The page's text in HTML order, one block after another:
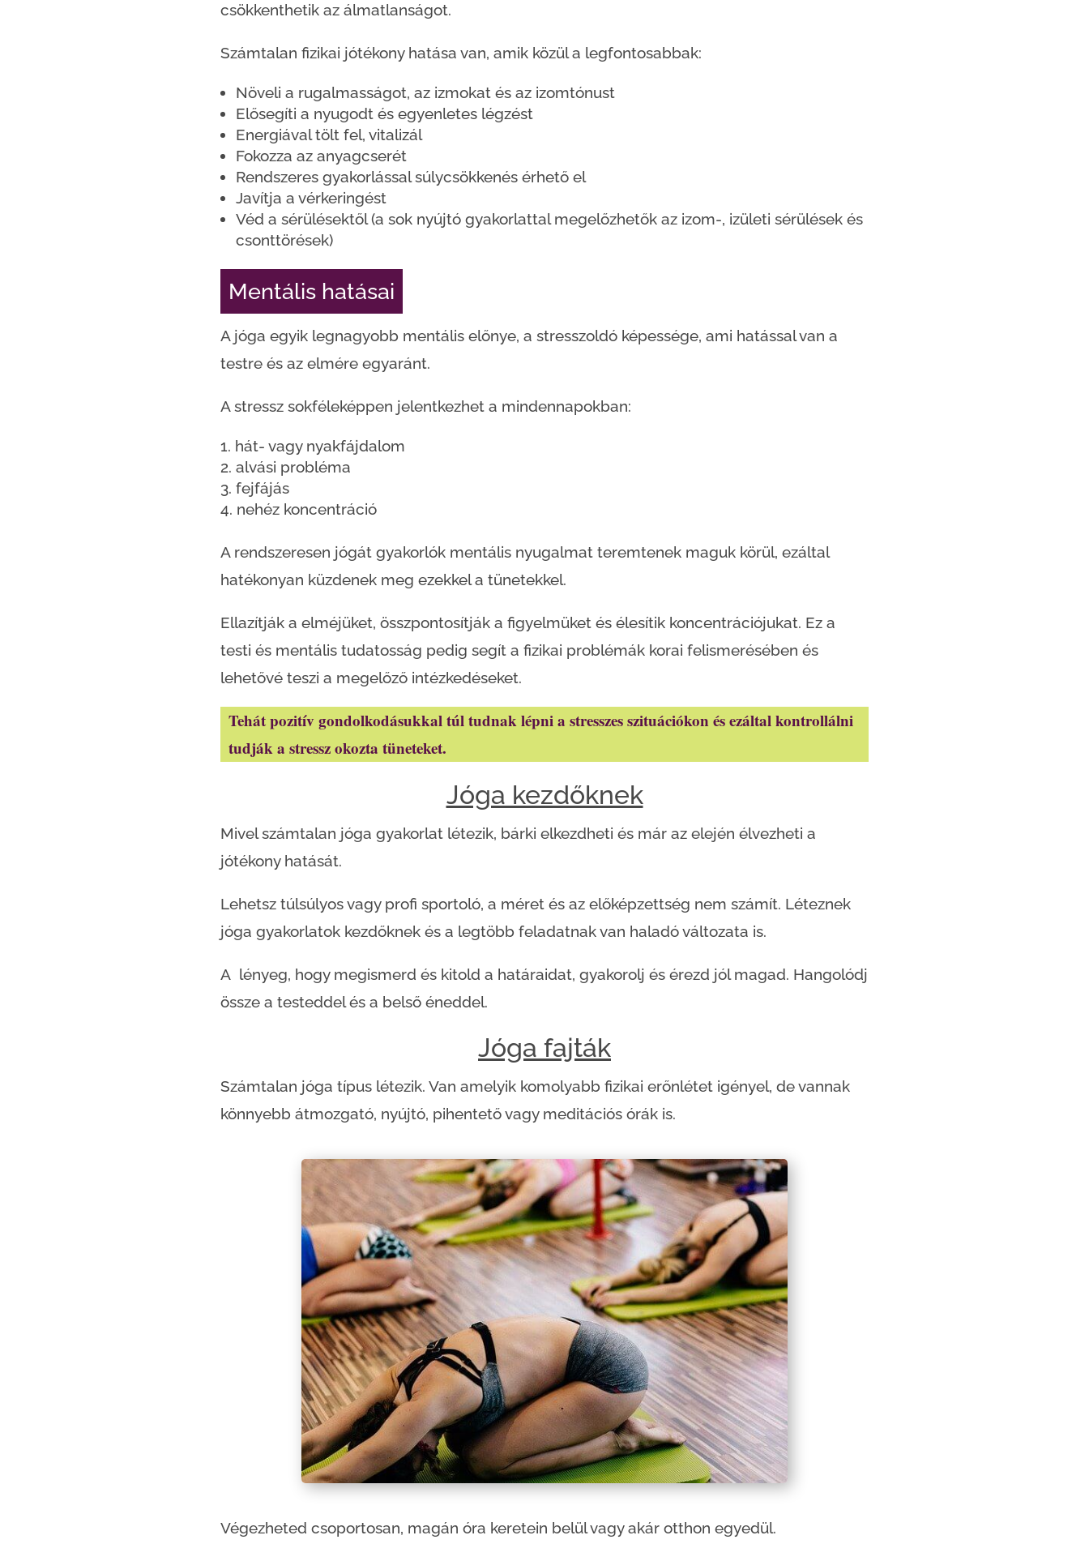
csökkenthetik az álmatlanságot.
Számtalan fizikai jótékony hatása van, amik közül a legfontosabbak:
Növeli a rugalmasságot, az izmokat és az izomtónust
Elősegíti a nyugodt és egyenletes légzést
Energiával tölt fel, vitalizál
Fokozza az anyagcserét
Rendszeres gyakorlással súlycsökkenés érhető el
Javítja a vérkeringést
Véd a sérülésektől (a sok nyújtó gyakorlattal megelőzhetők az izom-, izületi sérülések és
csonttörések)
Mentális hatásai
A jóga egyik legnagyobb mentális előnye, a stresszoldó képessége, ami hatással van a
testre és az elmére egyaránt.
A stressz sokféleképpen jelentkezhet a mindennapokban:
hát- vagy nyakfájdalom
alvási probléma
fejfájás
nehéz koncentráció
A rendszeresen jógát gyakorlók mentális nyugalmat teremtenek maguk körül, ezáltal
hatékonyan küzdenek meg ezekkel a tünetekkel.
Ellazítják a elméjüket, összpontosítják a figyelmüket és élesítik koncentrációjukat. Ez a
testi és mentális tudatosság pedig segít a fizikai problémák korai felismerésében és
lehetővé teszi a megelőző intézkedéseket.
Tehát pozitív gondolkodásukkal túl tudnak lépni a stresszes szituációkon és ezáltal kontrollálni
tudják a stressz okozta tüneteket.
Jóga kezdőknek
Mivel számtalan jóga gyakorlat létezik, bárki elkezdheti és már az elején élvezheti a
jótékony hatását.
Lehetsz túlsúlyos vagy profi sportoló, a méret és az előképzettség nem számít. Léteznek
jóga gyakorlatok kezdőknek és a legtöbb feladatnak van haladó változata is.
A lényeg, hogy megismerd és kitold a határaidat, gyakorolj és érezd jól magad. Hangolódj
össze a testeddel és a belső éneddel.
Jóga fajták
Számtalan jóga típus létezik. Van amelyik komolyabb fizikai erőnlétet igényel, de vannak
könnyebb átmozgató, nyújtó, pihentető vagy meditációs órák is.
Végezheted csoportosan, magán óra keretein belül vagy akár otthon egyedül.